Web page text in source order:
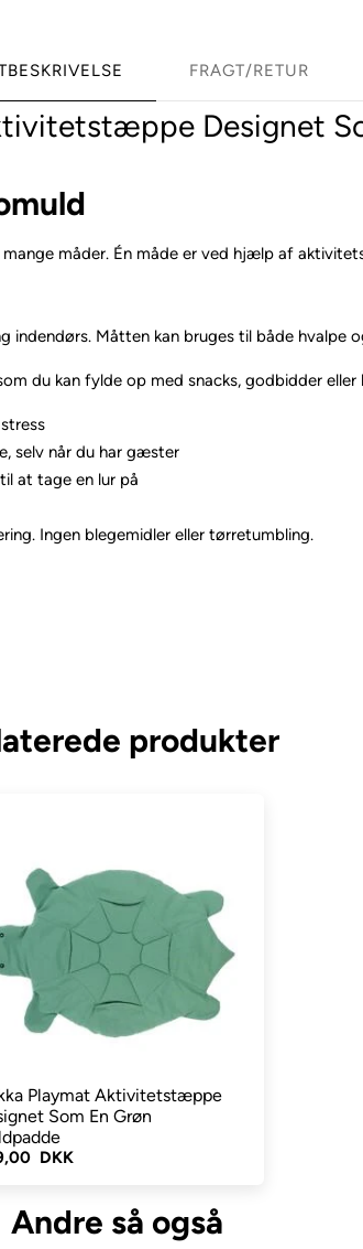
FRAGT/RETUR
Designet
måder. Én måde er ved hjælp af
Måtten kan bruges til både hvalpe
du kan fylde op med snacks, godbidder eller
selv når du har gæster
at tage en lur på
Ingen blegemidler eller tørretumbling.
produkter
Playmat Aktivitetstæppe
Som En Grøn
DKK
Andre så også